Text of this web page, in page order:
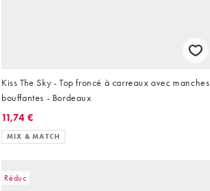
Kiss The Sky - Top froncé à carreaux avec manches
bouffantes - Bordeaux
11,74 €
MIX & MATCH
Réduc